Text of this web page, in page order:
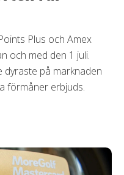
Plus och Amex
och med den 1 juli.
dyraste på marknaden
förmåner erbjuds.